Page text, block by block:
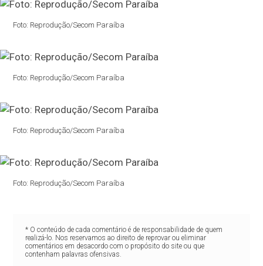
Foto: Reprodução/Secom Paraíba
Foto: Reprodução/Secom Paraíba
Foto: Reprodução/Secom Paraíba
Foto: Reprodução/Secom Paraíba
* O conteúdo de cada comentário é de responsabilidade de quem
realizá-lo. Nos reservamos ao direito de reprovar ou eliminar
comentários em desacordo com o propósito do site ou que
contenham palavras ofensivas.